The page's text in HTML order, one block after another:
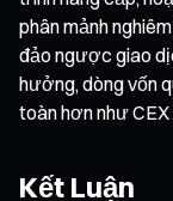
phân mảnh
đảo ngược giao
hưởng, dòng vốn
toàn hơn như
Kết Luận